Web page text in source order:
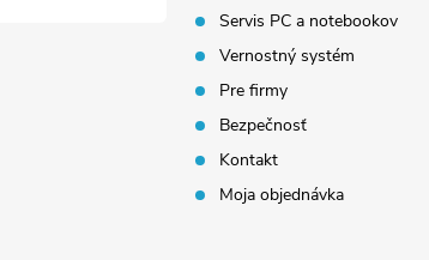
Servis PC a notebookov
Vernostný systém
Pre firmy
Bezpečnosť
Kontakt
Moja objednávka